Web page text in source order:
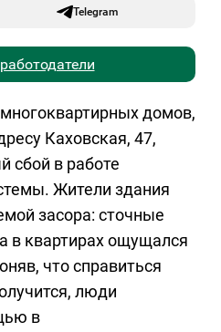
Telegram
домов,
Каховская, 47,
сбой в работе
Жители здания
засора: сточные
в квартирах ощущался
что справиться
люди
в